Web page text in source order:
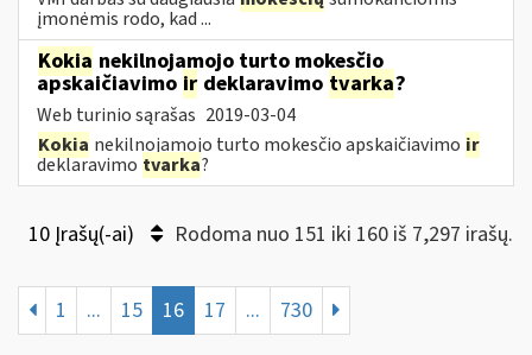
įmonėmis rodo, kad ...
Kokia nekilnojamojo turto mokesčio
apskaičiavimo ir deklaravimo tvarka?
Web turinio sąrašas 2019-03-04
Kokia nekilnojamojo turto mokesčio apskaičiavimo ir
deklaravimo tvarka?
10 Įrašų(-ai) Rodoma nuo 151 iki 160 iš 7,297 irašų.
1 ... 15 16 17 ... 730